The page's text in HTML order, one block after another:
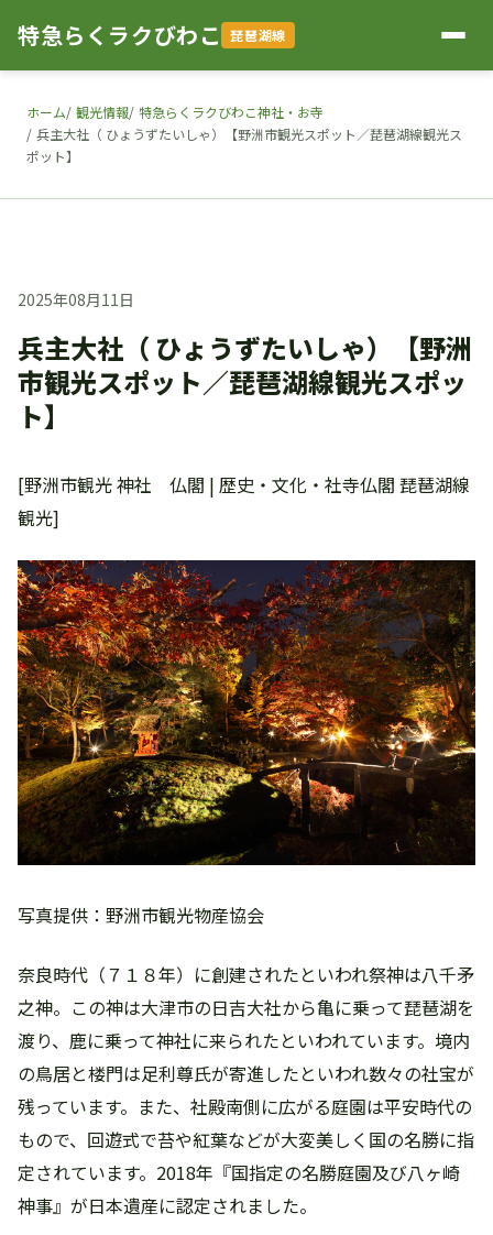
特急らくラクびわこ 琵琶湖線
ホーム 観光情報 特急らくラクびわこ神社・お寺
兵主大社（ ひょうずたいしゃ）【野洲市観光スポット／琵琶湖線観光ス
ポット】
2025年08月11日
兵主大社（ ひょうずたいしゃ）【野洲
市観光スポット／琵琶湖線観光スポッ
ト】
[野洲市観光 神社 仏閣 | 歴史・文化・社寺仏閣 琵琶湖線
観光]
写真提供：野洲市観光物産協会
奈良時代（７１８年）に創建されたといわれ祭神は八千矛
之神。この神は大津市の日吉大社から亀に乗って琵琶湖を
渡り、鹿に乗って神社に来られたといわれています。境内
の鳥居と楼門は足利尊氏が寄進したといわれ数々の社宝が
残っています。また、社殿南側に広がる庭園は平安時代の
もので、回遊式で苔や紅葉などが大変美しく国の名勝に指
定されています。2018年『国指定の名勝庭園及び八ヶ崎
神事』が日本遺産に認定されました。